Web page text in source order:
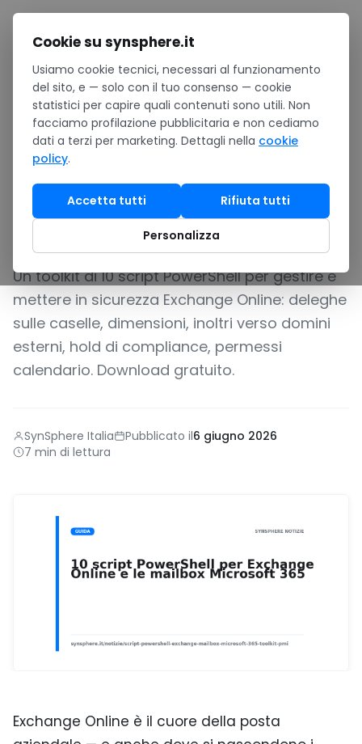
Salta al contenuto
Home / Notizie
10 script PowerShell per Exchange Online e le mailbox
Microsoft 365
GUIDA
10 script PowerShell per
Exchange Online e le
mailbox Microsoft 365
Un toolkit di 10 script PowerShell per gestire e
mettere in sicurezza Exchange Online: deleghe
sulle caselle, dimensioni, inoltri verso domini
esterni, hold di compliance, permessi
calendario. Download gratuito.
SynSphere Italia Pubblicato il6 giugno 2026
7 min di lettura
Exchange Online è il cuore della posta
Cookie su synsphere.it
Usiamo cookie tecnici, necessari al funzionamento
del sito, e — solo con il tuo consenso — cookie
statistici per capire quali contenuti sono utili. Non
facciamo profilazione pubblicitaria e non cediamo
dati a terzi per marketing. Dettagli nella cookie
policy.
Accetta tutti Rifiuta tutti
Personalizza